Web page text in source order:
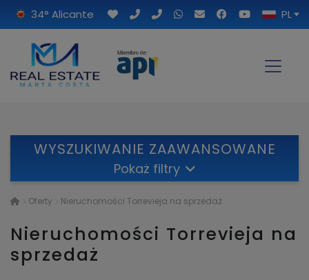
34° Alicante PL
WYSZUKIWANIE ZAAWANSOWANE
Pokaż filtry
Oferty Nieruchomości Torrevieja na sprzedaż
Nieruchomości Torrevieja na
sprzedaż